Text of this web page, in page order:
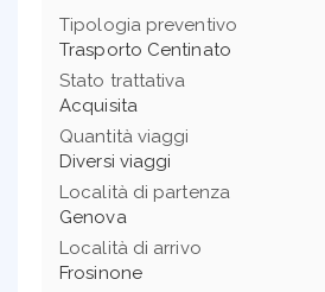
Tipologia preventivo
Trasporto Centinato
Stato trattativa
Acquisita
Quantità viaggi
Diversi viaggi
Località di partenza
Genova
Località di arrivo
Frosinone